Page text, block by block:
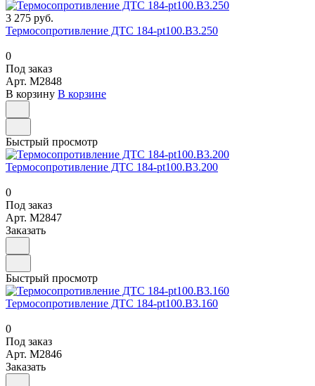
3 275 руб.
Термосопротивление ДТС 184-pt100.В3.250
0
Под заказ
Арт. M2848
В корзину В корзине
Быстрый просмотр
Термосопротивление ДТС 184-pt100.В3.200
0
Под заказ
Арт. M2847
Заказать
Быстрый просмотр
Термосопротивление ДТС 184-pt100.В3.160
0
Под заказ
Арт. M2846
Заказать